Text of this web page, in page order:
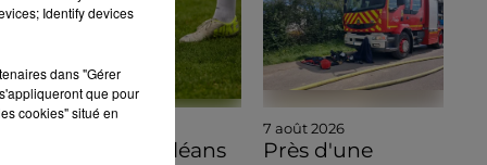
Ligue 3, Orléans
7 août 2026
Près d'une
Identify devices
dans "Gérer
que pour
cookies" situé en